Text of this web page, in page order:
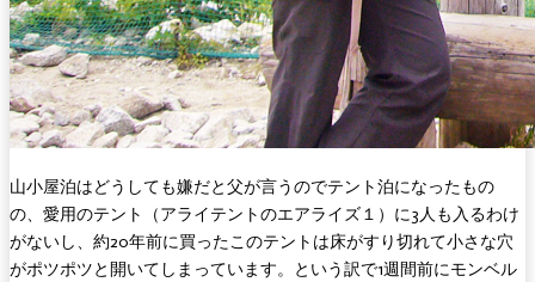
山小屋泊はどうしても嫌だと父が言うのでテント泊になったもの
の、愛用のテント（アライテントのエアライズ１）に3人も入るわけ
がないし、約20年前に買ったこのテントは床がすり切れて小さな穴
がポツポツと開いてしまっています。という訳で1週間前にモンベル